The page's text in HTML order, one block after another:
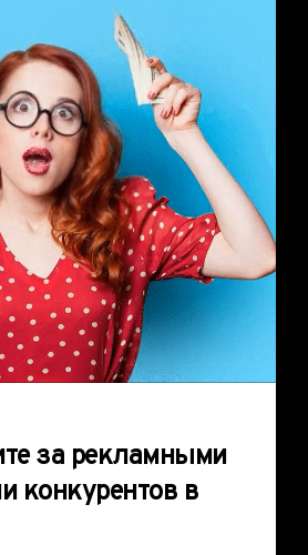
за рекламными
конкурентов в